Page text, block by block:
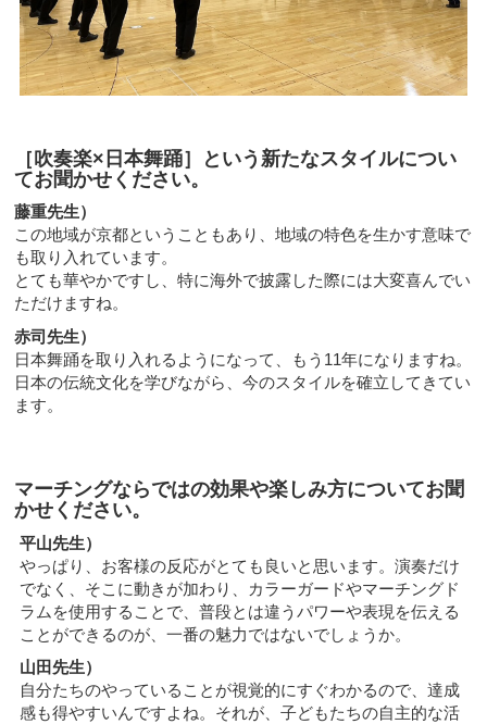
［吹奏楽×日本舞踊］という新たなスタイルについ
てお聞かせください。
藤重先生）
この地域が京都ということもあり、地域の特色を生かす意味で
も取り入れています。
とても華やかですし、特に海外で披露した際には大変喜んでい
ただけますね。
赤司先生）
日本舞踊を取り入れるようになって、もう11年になりますね。
日本の伝統文化を学びながら、今のスタイルを確立してきてい
ます。
マーチングならではの効果や楽しみ方についてお聞
かせください。
平山先生）
やっぱり、お客様の反応がとても良いと思います。演奏だけ
でなく、そこに動きが加わり、カラーガードやマーチングド
ラムを使用することで、普段とは違うパワーや表現を伝える
ことができるのが、一番の魅力ではないでしょうか。
山田先生）
自分たちのやっていることが視覚的にすぐわかるので、達成
感も得やすいんですよね。それが、子どもたちの自主的な活